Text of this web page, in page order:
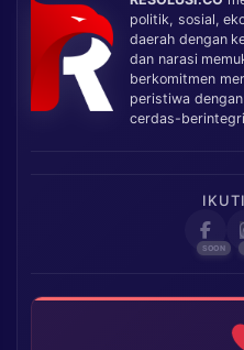
politik, sosial,
daerah dengan
dan narasi
berkomitmen
peristiwa
cerdas-